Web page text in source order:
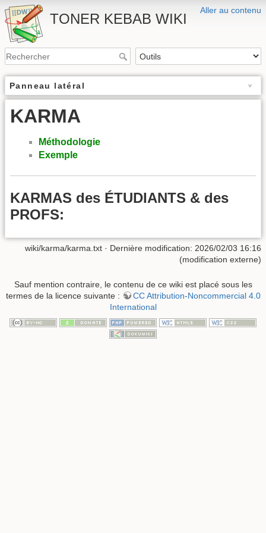
Aller au contenu
TONER KEBAB WIKI
Panneau latéral
KARMA
Méthodologie
Exemple
KARMAS des ÉTUDIANTS & des
PROFS:
wiki/karma/karma.txt · Dernière modification: 2026/02/03 16:16
(modification externe)
Sauf mention contraire, le contenu de ce wiki est placé sous les
termes de la licence suivante :
CC Attribution-Noncommercial 4.0
International